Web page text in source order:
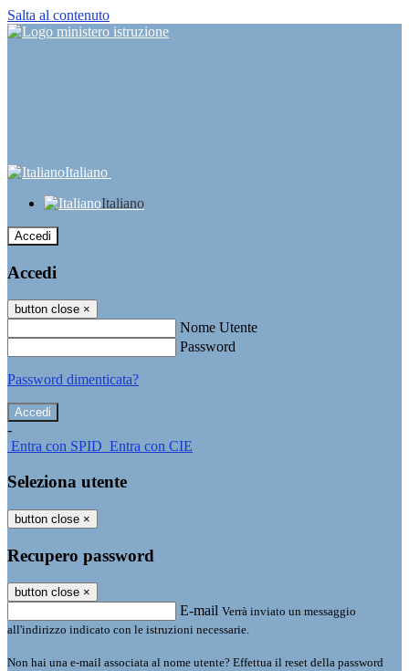
Salta al contenuto
Italiano
Italiano
Accedi
Accedi
button close ×
Nome Utente
Password
Password dimenticata?
-
Entra con SPID Entra con CIE
Seleziona utente
button close ×
Recupero password
button close ×
E-mail Verrà inviato un messaggio
all'indirizzo indicato con le istruzioni necessarie.
Non hai una e-mail associata al nome utente? Effettua il reset della password